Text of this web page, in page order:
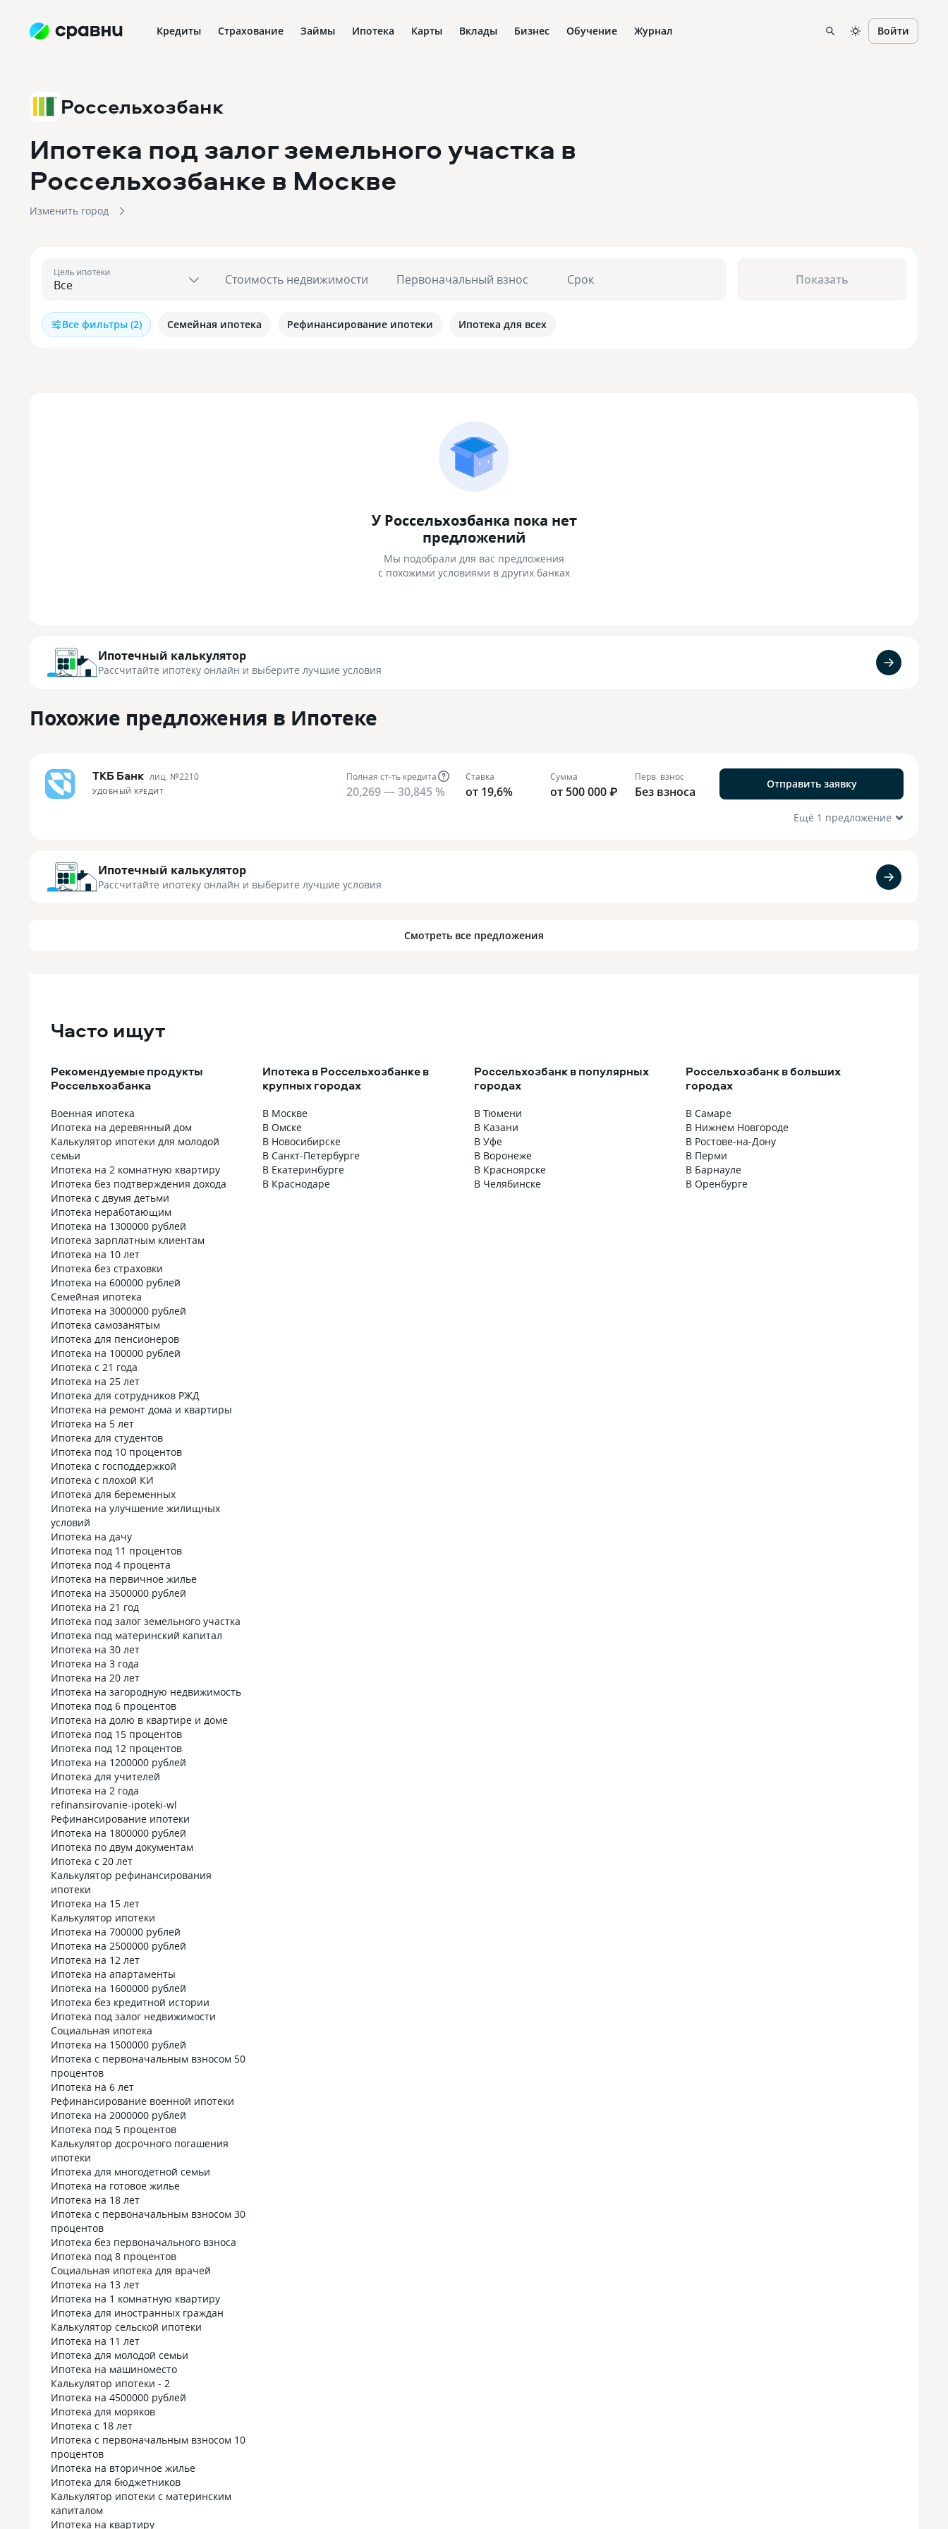
Кредиты Страхование Займы Ипотека Карты Вклады Бизнес Обучение Журнал Войти
Россельхозбанк
Ипотека под залог земельного участка в
Россельхозбанке в Москве
Изменить город
Цель ипотеки Стоимость недвижимости Первоначальный взнос Срок Показать
Все фильтры (2) Семейная ипотека Рефинансирование ипотеки Ипотека для всех
У Россельхозбанка пока нет
предложений
Мы подобрали для вас предложения
с похожими условиями в других банках
Ипотечный калькулятор
Рассчитайте ипотеку онлайн и выберите лучшие условия
Похожие предложения в Ипотеке
ТКБ Банк лиц. №2210
УДОБНЫЙ КРЕДИТ
Полная ст-ть кредита
20,269 — 30,845 %
Ставка
от 19,6%
Сумма
от 500 000 ₽
Перв. взнос
Без взноса
Отправить заявку
Ещё 1 предложение
Ипотечный калькулятор
Рассчитайте ипотеку онлайн и выберите лучшие условия
Смотреть все предложения
Часто ищут
Рекомендуемые продукты
Россельхозбанка
Военная ипотека
Ипотека на деревянный дом
Калькулятор ипотеки для молодой
семьи
Ипотека на 2 комнатную квартиру
Ипотека без подтверждения дохода
Ипотека с двумя детьми
Ипотека неработающим
Ипотека на 1300000 рублей
Ипотека зарплатным клиентам
Ипотека на 10 лет
Ипотека без страховки
Ипотека на 600000 рублей
Семейная ипотека
Ипотека на 3000000 рублей
Ипотека самозанятым
Ипотека для пенсионеров
Ипотека на 100000 рублей
Ипотека с 21 года
Ипотека на 25 лет
Ипотека для сотрудников РЖД
Ипотека на ремонт дома и квартиры
Ипотека на 5 лет
Ипотека для студентов
Ипотека под 10 процентов
Ипотека с господдержкой
Ипотека с плохой КИ
Ипотека для беременных
Ипотека на улучшение жилищных
условий
Ипотека на дачу
Ипотека под 11 процентов
Ипотека под 4 процента
Ипотека на первичное жилье
Ипотека на 3500000 рублей
Ипотека на 21 год
Ипотека под залог земельного участка
Ипотека под материнский капитал
Ипотека на 30 лет
Ипотека на 3 года
Ипотека на 20 лет
Ипотека на загородную недвижимость
Ипотека под 6 процентов
Ипотека на долю в квартире и доме
Ипотека под 15 процентов
Ипотека под 12 процентов
Ипотека на 1200000 рублей
Ипотека для учителей
Ипотека на 2 года
refinansirovanie-ipoteki-wl
Рефинансирование ипотеки
Ипотека на 1800000 рублей
Ипотека по двум документам
Ипотека с 20 лет
Калькулятор рефинансирования
ипотеки
Ипотека на 15 лет
Калькулятор ипотеки
Ипотека на 700000 рублей
Ипотека на 2500000 рублей
Ипотека на 12 лет
Ипотека на апартаменты
Ипотека на 1600000 рублей
Ипотека без кредитной истории
Ипотека под залог недвижимости
Социальная ипотека
Ипотека на 1500000 рублей
Ипотека с первоначальным взносом 50
процентов
Ипотека на 6 лет
Рефинансирование военной ипотеки
Ипотека на 2000000 рублей
Ипотека под 5 процентов
Калькулятор досрочного погашения
ипотеки
Ипотека для многодетной семьи
Ипотека на готовое жилье
Ипотека на 18 лет
Ипотека с первоначальным взносом 30
процентов
Ипотека без первоначального взноса
Ипотека под 8 процентов
Социальная ипотека для врачей
Ипотека на 13 лет
Ипотека на 1 комнатную квартиру
Ипотека для иностранных граждан
Калькулятор сельской ипотеки
Ипотека на 11 лет
Ипотека для молодой семьи
Ипотека на машиноместо
Калькулятор ипотеки - 2
Ипотека на 4500000 рублей
Ипотека для моряков
Ипотека с 18 лет
Ипотека с первоначальным взносом 10
процентов
Ипотека на вторичное жилье
Ипотека для бюджетников
Калькулятор ипотеки с материнским
капиталом
Ипотека на квартиру
Ипотека в Россельхозбанке в
крупных городах
В Москве
В Омске
В Новосибирске
В Санкт-Петербурге
В Екатеринбурге
В Краснодаре
Россельхозбанк в популярных
городах
В Тюмени
В Казани
В Уфе
В Воронеже
В Красноярске
В Челябинске
Россельхозбанк в больших
городах
В Самаре
В Нижнем Новгороде
В Ростове-на-Дону
В Перми
В Барнауле
В Оренбурге